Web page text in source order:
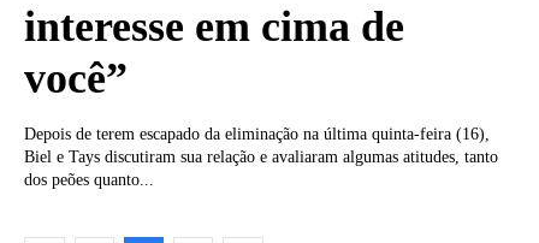
interesse em cima de
você”
Depois de terem escapado da eliminação na última quinta-feira (16),
Biel e Tays discutiram sua relação e avaliaram algumas atitudes, tanto
dos peões quanto...